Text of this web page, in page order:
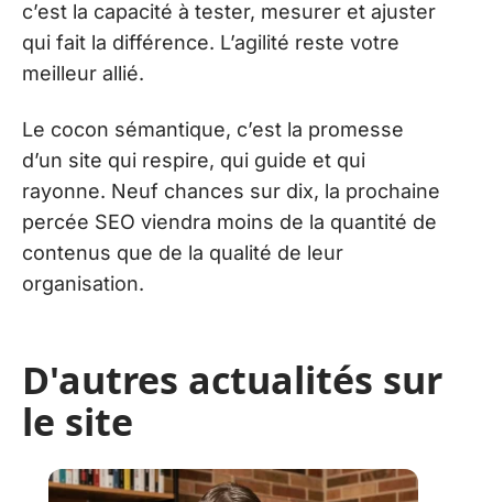
c’est la capacité à tester, mesurer et ajuster
qui fait la différence. L’agilité reste votre
meilleur allié.
Le cocon sémantique, c’est la promesse
d’un site qui respire, qui guide et qui
rayonne. Neuf chances sur dix, la prochaine
percée SEO viendra moins de la quantité de
contenus que de la qualité de leur
organisation.
D'autres actualités sur
le site